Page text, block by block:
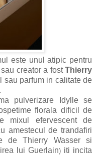
este unul atipic pentru
creator a fostThierry
sau parfum in calitate de
pulverizare Idylle se
florala dificil de
mixul efervescent de
amestecul de trandafiri
de Thierry Wasser si
lui Guerlain)iti incita